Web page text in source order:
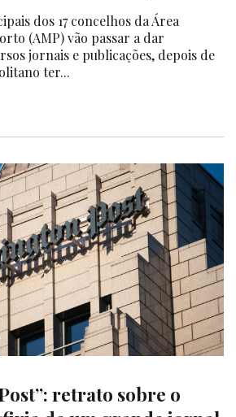
dos 17 concelhos da Área
(AMP) vão passar a dar
jornais e publicações, depois de
ter...
retrato sobre o